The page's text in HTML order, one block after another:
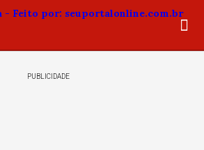
PUBLICIDADE